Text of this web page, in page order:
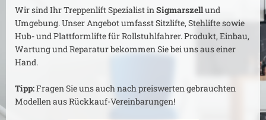
Wir sind Ihr Treppenlift Spezialist inSigmarszellund
Umgebung. Unser Angebot umfasst Sitzlifte, Stehlifte sowie
Hub- und Plattformlifte für Rollstuhlfahrer. Produkt, Einbau,
Wartung und Reparatur bekommen Sie bei uns aus einer
Hand.
Tipp:Fragen Sie uns auch nach preiswerten gebrauchten
Modellen aus Rückkauf-Vereinbarungen!